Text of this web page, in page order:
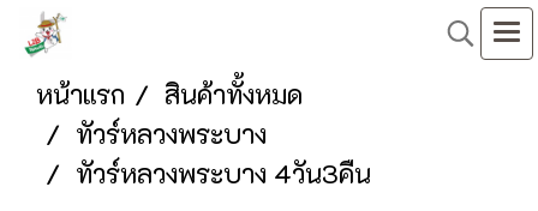
หน้าแรก
สินค้าทั้งหมด
ทัวร์หลวงพระบาง
ทัวร์หลวงพระบาง 4วัน3คืน